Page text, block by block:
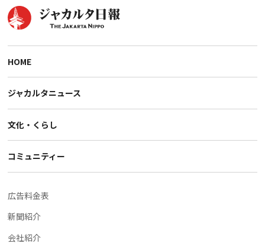
HOME
ジャカルタニュース
文化・くらし
コミュニティー
広告料金表
新聞紹介
会社紹介